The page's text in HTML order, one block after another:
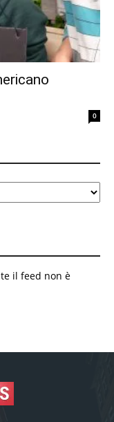
0
il feed non è